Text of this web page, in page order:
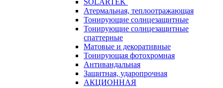
SOLARTEK
Атермальная, теплоотражающая
Тонирующие солнцезащитные
Тонирующие солнцезащитные
спаттерные
Матовые и декоративные
Тонирующая фотохромная
Антивандальная
Защитная, ударопрочная
АКЦИОННАЯ